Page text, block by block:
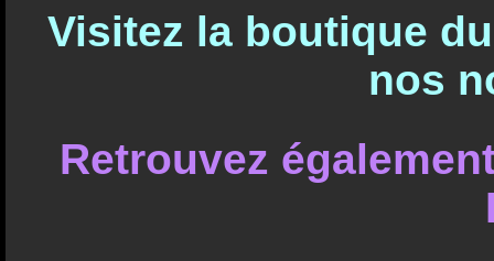
Visitez la boutique
nos
Retrouvez